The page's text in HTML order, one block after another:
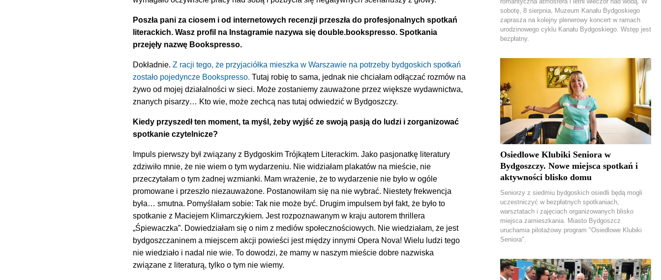
Poszła pani za ciosem i od internetowych recenzji przeszła do profesjonalnych spotkań
literackich. Wasz profil na Instagramie nazywa się double.bookspresso. Spotkania
przejęły nazwę Bookspresso.
Dokładnie. Z racji tego, że przyjaciółka mieszka w Warszawie na potrzeby bydgoskich spotkań
zostało pojedyncze Bookspresso. Tutaj robię to sama, jednak nie chciałam odłączać rozmów na
żywo od mojej działalności w sieci. Może zostaniemy zauważone przez większe wydawnictwa,
znanych pisarzy… Kto wie, może zechcą nas tutaj odwiedzić w Bydgoszczy.
Kiedy przyszedł ten moment, ta myśl, żeby wyjść ze swoją pasją do ludzi i zorganizować
spotkanie czytelnicze?
Impuls pierwszy był związany z Bydgoskim Trójkątem Literackim. Jako pasjonatkę literatury
zdziwiło mnie, że nie wiem o tym wydarzeniu. Nie widziałam plakatów na mieście, nie
przeczytałam o tym żadnej wzmianki. Mam wrażenie, że to wydarzenie nie było w ogóle
promowane i przeszło niezauważone. Postanowiłam się na nie wybrać. Niestety frekwencja
była… smutna. Pomyślałam sobie: Tak nie może być. Drugim impulsem był fakt, że było to
spotkanie z Maciejem Klimarczykiem. Jest rozpoznawanym w kraju autorem thrillera
„Śpiewaczka”. Dowiedziałam się o nim z mediów społecznościowych. Nie wiedziałam, że jest
bydgoszczaninem a miejscem akcji powieści jest między innymi Opera Nova! Wielu ludzi tego
nie wiedziało i nadal nie wie. To dowodzi, że mamy w naszym mieście dobre nazwiska
związane z literaturą, tylko o tym nie wiemy.
sobotę, 8 sierpnia, Muzeum Kanału Bydgoskiego
zaprasza na kolejny plenerowy koncert w ramach
urodzinowego cyklu Kanału Bydgoskiego. Wstęp jest
bezpłatny.
Osiedlowe Klubiki Seniora w
Bydgoszczy. Nowe miejsca spotkań i
aktywności blisko domu
Seniorzy z siedmiu bydgoskich osiedli będą mogli
uczestniczyć w bezpłatnych spotkaniach,
warsztatach i zajęciach organizowanych blisko
miejsca zamieszkania. Miasto Bydgoszcz
uruchamia pilotażowy program "Osiedlowe Klubiki
Seniora".